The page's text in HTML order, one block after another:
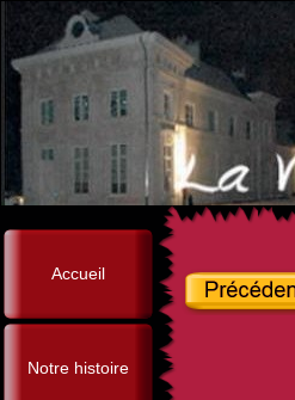
Accueil
Notre histoire